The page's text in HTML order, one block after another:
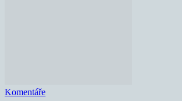
Komentáře